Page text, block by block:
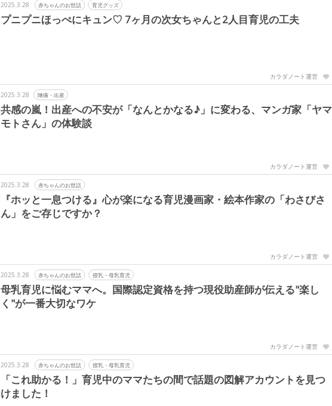
2025.3.28 赤ちゃんのお世話 育児グッズ
プニプニほっぺにキュン♡ 7ヶ月の次女ちゃんと2人目育児の工夫
カラダノート運営
2025.3.28 陣痛・出産
共感の嵐！出産への不安が「なんとかなる♪」に変わる、マンガ家「ヤマ
モトさん」の体験談
カラダノート運営
2025.3.28 赤ちゃんのお世話
『ホッと一息つける』心が楽になる育児漫画家・絵本作家の「わさびさ
ん」をご存じですか？
カラダノート運営
2025.3.28 赤ちゃんのお世話 授乳・母乳育児
母乳育児に悩むママへ。国際認定資格を持つ現役助産師が伝える"楽し
く"が一番大切なワケ
カラダノート運営
2025.3.28 赤ちゃんのお世話 授乳・母乳育児
「これ助かる！」育児中のママたちの間で話題の図解アカウントを見つ
けました！